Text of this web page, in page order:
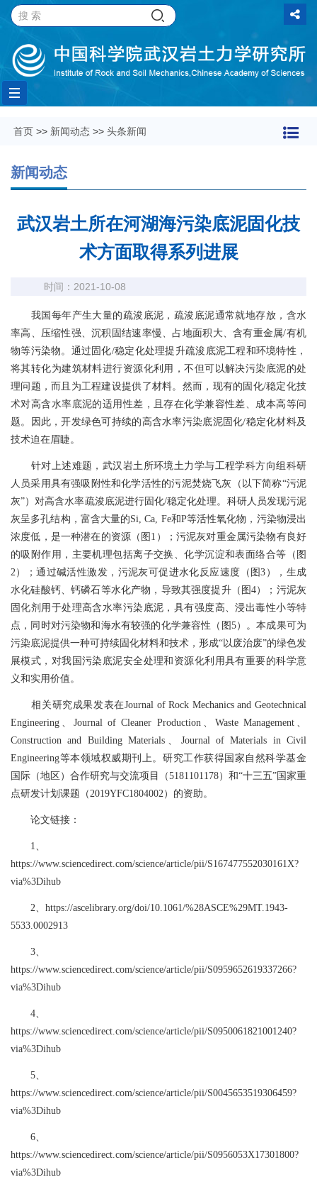
Toggle
navigation
首页 >> 新闻动态 >> 头条新闻
新闻动态
武汉岩土所在河湖海污染底泥固化技
术方面取得系列进展
时间：2021-10-08
我国每年产生大量的疏浚底泥，疏浚底泥通常就地存放，含水
率高、压缩性强、沉积固结速率慢、占地面积大、含有重金属/有机
物等污染物。通过固化/稳定化处理提升疏浚底泥工程和环境特性，
将其转化为建筑材料进行资源化利用，不但可以解决污染底泥的处
理问题，而且为工程建设提供了材料。然而，现有的固化/稳定化技
术对高含水率底泥的适用性差，且存在化学兼容性差、成本高等问
题。因此，开发绿色可持续的高含水率污染底泥固化/稳定化材料及
技术迫在眉睫。
针对上述难题，武汉岩土所环境土力学与工程学科方向组科研
人员采用具有强吸附性和化学活性的污泥焚烧飞灰（以下简称“污泥
灰”）对高含水率疏浚底泥进行固化/稳定化处理。 科研人员发现污泥
灰呈多孔结构，富含大量的Si, Ca, Fe和P等活性氧化物，污染物浸出
浓度低，是一种潜在的资源（图1）；污泥灰对重金属污染物有良好
的吸附作用，主要机理包括离子交换、化学沉淀和表面络合等（图
2）；通过碱活性激发，污泥灰可促进水化反应速度（图3），生成
水化硅酸钙、钙磷石等水化产物，导致其强度提升（图4）；污泥灰
固化剂用于处理高含水率污染底泥，具有强度高、浸出毒性小等特
点，同时对污染物和海水有较强的化学兼容性（图5）。本成果可为
污染底泥提供一种可持续固化材料和技术，形成“以废治废”的绿色发
展模式，对我国污染底泥安全处理和资源化利用具有重要的科学意
义和实用价值。
相关研究成果发表在Journal of Rock Mechanics and Geotechnical
Engineering、Journal of Cleaner Production、Waste Management、
Construction and Building Materials、Journal of Materials in Civil
Engineering等本领域权威期刊上。研究工作获得国家自然科学基金
国际（地区）合作研究与交流项目（5181101178）和“十三五”国家重
点研发计划课题（2019YFC1804002）的资助。
论文链接：
1、
https://www.sciencedirect.com/science/article/pii/S167477552030161X?
via%3Dihub
2、https://ascelibrary.org/doi/10.1061/%28ASCE%29MT.1943-
5533.0002913
3、
https://www.sciencedirect.com/science/article/pii/S0959652619337266?
via%3Dihub
4、
https://www.sciencedirect.com/science/article/pii/S0950061821001240?
via%3Dihub
5、
https://www.sciencedirect.com/science/article/pii/S0045653519306459?
via%3Dihub
6、
https://www.sciencedirect.com/science/article/pii/S0956053X17301800?
via%3Dihub